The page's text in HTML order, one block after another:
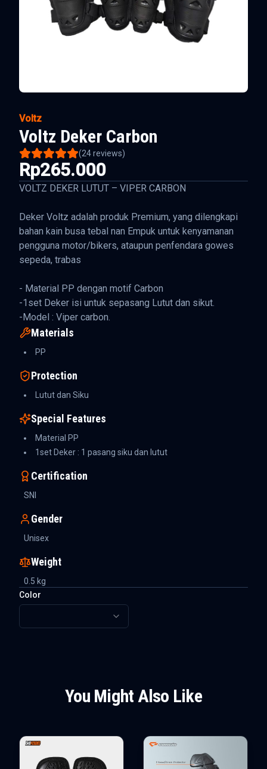
Voltz
Voltz Deker Carbon
(24reviews)
Rp265.000
VOLTZ DEKER LUTUT – VIPER CARBON
Deker Voltz adalah produk Premium, yang dilengkapi
bahan kain busa tebal nan Empuk untuk kenyamanan
pengguna motor/bikers, ataupun penfendara gowes
sepeda, trabas
- Material PP dengan motif Carbon
-1set Deker isi untuk sepasang Lutut dan sikut.
-Model : Viper carbon.
Materials
PP
Protection
Lutut dan Siku
Special Features
Material PP
1set Deker : 1 pasang siku dan lutut
Certification
SNI
Gender
Unisex
Weight
0.5 kg
Color
You Might Also Like